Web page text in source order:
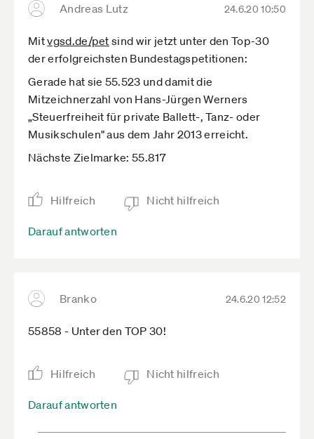
Andreas Lutz 24.6.20 10:50
Mitvgsd.de­/pet sind wir jetzt unter den Top-30
der erfolgreichsten Bundestagspetitionen:
Gerade hat sie 55.523 und damit die
Mitzeichnerzahl von Hans-Jürgen Werners
„Steuerfreiheit für private Ballett-, Tanz- oder
Musikschulen" aus dem Jahr 2013 erreicht.
Nächste Zielmarke: 55.817
Hilfreich Nicht hilfreich
Darauf antworten
Branko 24.6.20 12:52
55858 - Unter den TOP 30!
Hilfreich Nicht hilfreich
Darauf antworten